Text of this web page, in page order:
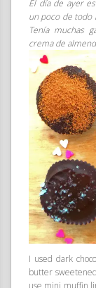
El día de ayer
un poco de todo
Tenía muchas
crema de
I used dark
butter
use mini muffin